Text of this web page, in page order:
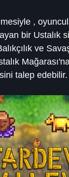
,
bir Ustalık
ve
talep edebilir.